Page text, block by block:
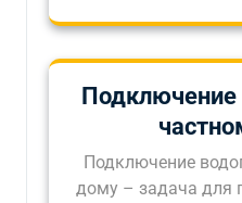
Подключение
Подключение
дому – задача для